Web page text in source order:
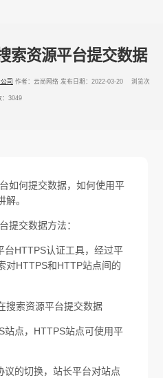
索资源平台提交数据
司 作者：云尚网络 发布日期：2022-03-20 浏览次
：3049
如何提交数据，如何使用平
。
提交数据方法：
台HTTPS认证工具，经过平
对HTTPS和HTTP站点间的
站点，HTTPS站点可使用平
议的切换，站长平台对站点